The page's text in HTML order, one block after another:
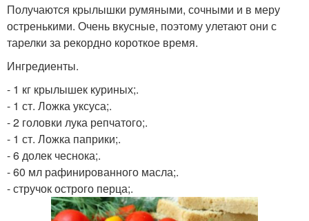
Получаются крылышки румяными, сочными и в меру
остренькими. Очень вкусные, поэтому улетают они с
тарелки за рекордно короткое время.
Ингредиенты.
- 1 кг крылышек куриных;.
- 1 ст. Ложка уксуса;.
- 2 головки лука репчатого;.
- 1 ст. Ложка паприки;.
- 6 долек чеснока;.
- 60 мл рафинированного масла;.
- стручок острого перца;.